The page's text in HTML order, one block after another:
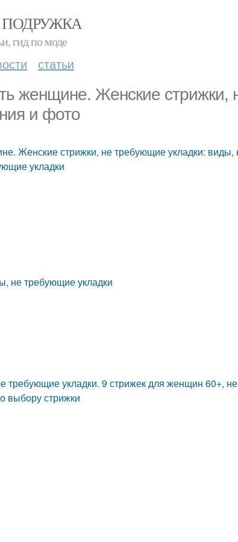
гид по моде
статьи
женщине. Женские
и фото
Женские стрижки, не требующие укладки:
укладки
не требующие укладки
требующие укладки. 9 стрижек для женщин 60+,
выбору стрижки